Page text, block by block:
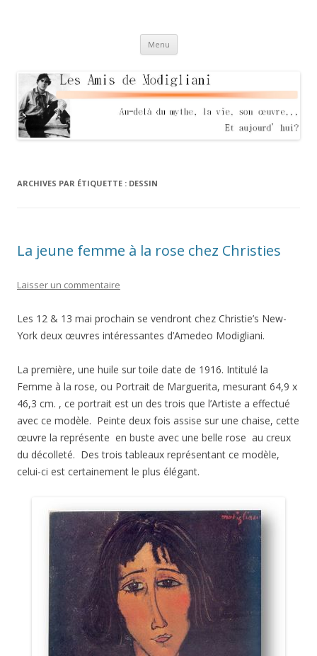
Menu Aller
contenu
ARCHIVES PAR ÉTIQUETTE : DESSIN
La jeune femme à la rose chez Christies
Laisser un commentaire
Les 12 & 13 mai prochain se vendront chez Christie’s New-
York deux œuvres intéressantes d’Amedeo Modigliani.
La première, une huile sur toile date de 1916. Intitulé la
Femme à la rose, ou Portrait de Marguerita, mesurant 64,9 x
46,3 cm. , ce portrait est un des trois que l’Artiste a effectué
avec ce modèle. Peinte deux fois assise sur une chaise, cette
œuvre la représente en buste avec une belle rose au creux
du décolleté. Des trois tableaux représentant ce modèle,
celui-ci est certainement le plus élégant.